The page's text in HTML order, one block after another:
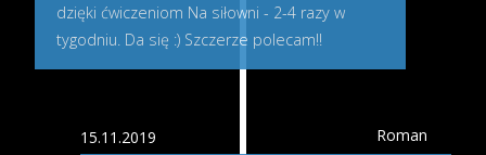
dzięki ćwiczeniom Na siłowni - 2-4 razy w
tygodniu. Da się :) Szczerze polecam!!
Roman
15.11.2019